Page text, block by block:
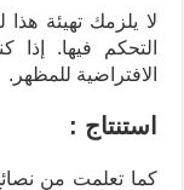
لا يلزمك تهيئة
التحكم فيها. إذا
الافتراضية للمظهر.
استنتاج :